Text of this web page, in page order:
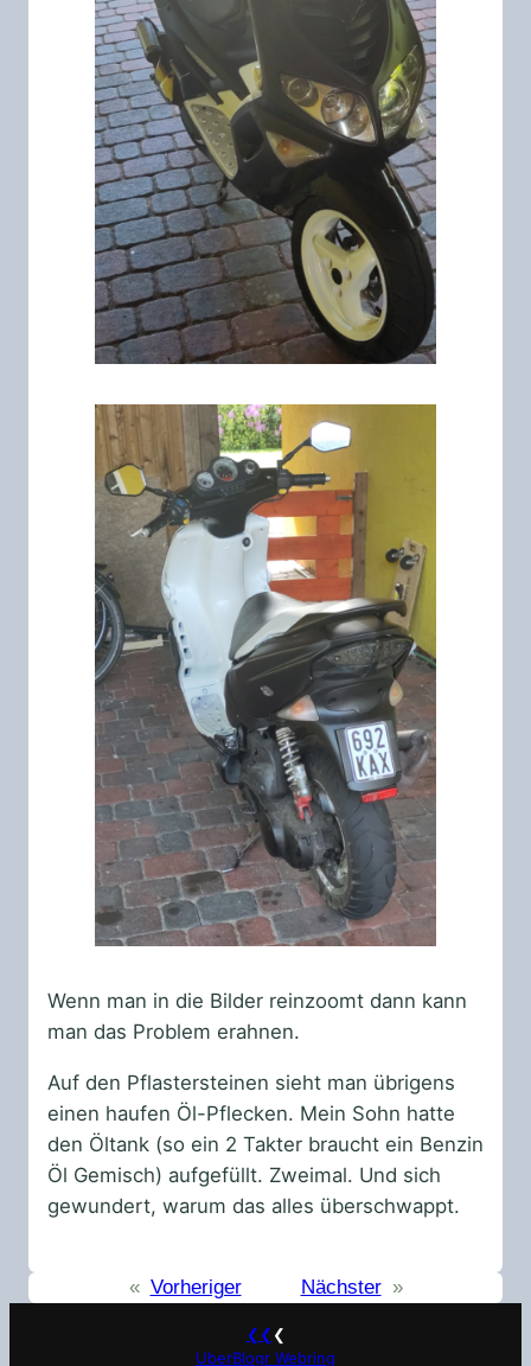
Wenn man in die Bilder reinzoomt dann kann
man das Problem erahnen.
Auf den Pflastersteinen sieht man übrigens
einen haufen Öl-Pflecken. Mein Sohn hatte
den Öltank (so ein 2 Takter braucht ein Benzin
Öl Gemisch) aufgefüllt. Zweimal. Und sich
gewundert, warum das alles überschwappt.
« Vorheriger Nächster »
❮❮ ❮
UberBlogr Webring